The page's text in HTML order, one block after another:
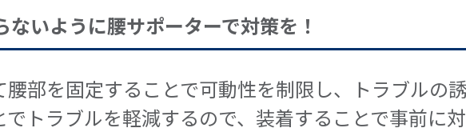
いように腰サポーターで対策を！
部を固定することで可動性を制限し、トラブルの誘
でトラブルを軽減するので、装着することで事前に